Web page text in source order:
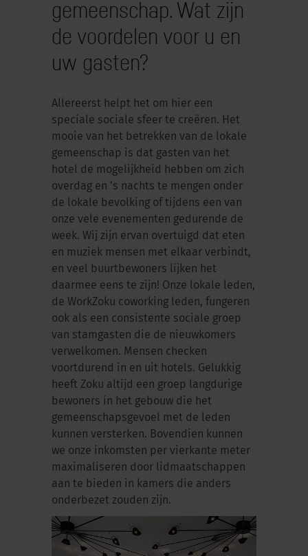
gemeenschap. Wat zijn
de voordelen voor u en
uw gasten?
Allereerst helpt het om hier een
speciale sociale sfeer te creëren. Het
mooie van het betrekken van de lokale
gemeenschap is dat gasten van het
hotel de mogelijkheid hebben om zich
overdag en ’s nachts te mengen onder
de lokale bevolking of tijdens een van
onze vele evenementen gedurende de
week. Wij zijn ervan overtuigd dat eten
en muziek mensen met elkaar verbindt,
en veel buurtbewoners lijken het
daarmee eens te zijn! Onze lokale leden,
de WorkZoku coworking leden, fungeren
ook als een consistente sociale groep
van stamgasten die de nieuwkomers
verwelkomen. Mensen checken
voortdurend in en uit hotels. Gelukkig
heeft Zoku altijd een groep langdurige
bewoners in het gebouw die het
gemeenschapsgevoel met de leden
kunnen versterken. Bovendien kunnen
we onze inkomsten per vierkante meter
maximaliseren door lidmaatschappen
aan te bieden in kamers die anders
onderbezet zouden zijn.